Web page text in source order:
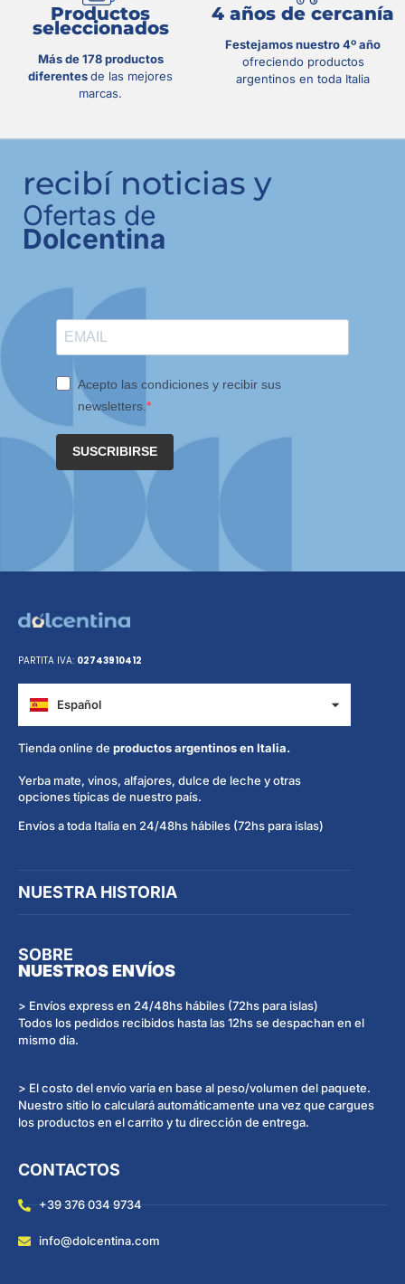
Productos
seleccionados
Más de 178 productos
diferentesde las mejores
marcas.
4 años de cercanía
Festejamos nuestro 4º año
ofreciendo productos
argentinos en toda Italia
recibí noticias y
Ofertas de
Dolcentina
Acepto las condiciones y recibir sus
newsletters.
SUSCRIBIRSE
PARTITA IVA: 02743910412
Español
Italiano
Tienda online de productos argentinos en Italia.
Yerba mate, vinos, alfajores, dulce de leche y otras
opciones típicas de nuestro país.
Envíos a toda Italia en 24/48hs hábiles (72hs para islas)
NUESTRA HISTORIA
SOBRE
NUESTROS ENVÍOS
> Envíos express en 24/48hs hábiles (72hs para islas)
Todos los pedidos recibidos hasta las 12hs se despachan en el
mismo día.
> El costo del envío varía en base al peso/volumen del paquete.
Nuestro sitio lo calculará automáticamente una vez que cargues
los productos en el carrito y tu dirección de entrega.
CONTACTOS
+39 376 034 9734
info@dolcentina.com